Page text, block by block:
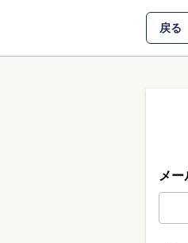
戻る
メー